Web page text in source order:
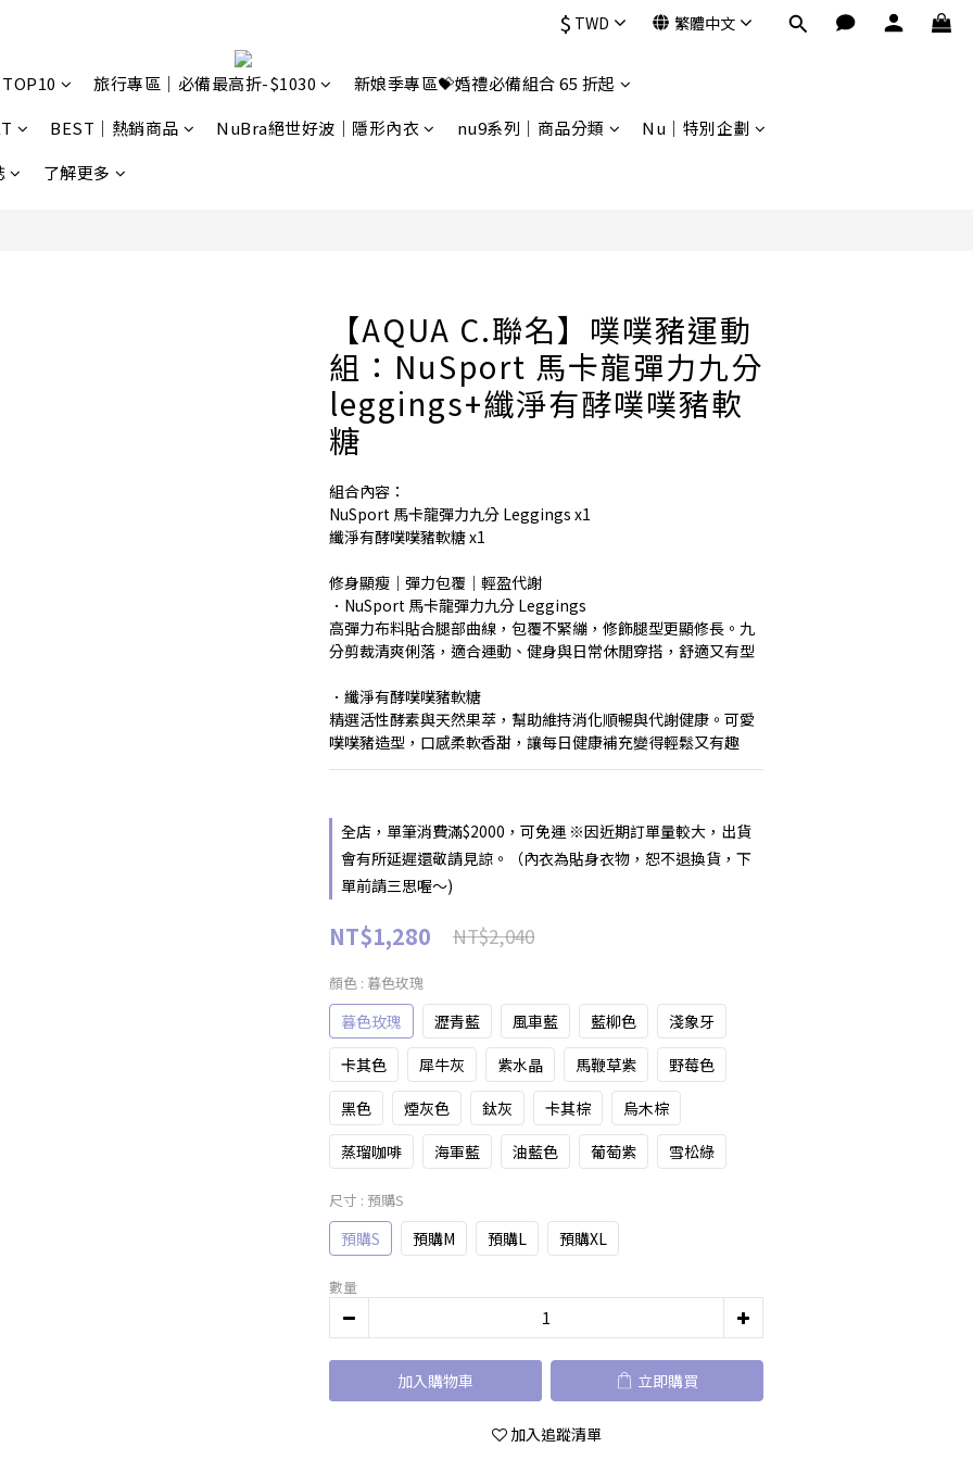
$ TWD 繁體中文
旅行專區｜必備最高折-$1030
新娘季專區💝婚禮必備組合 65 折起
BEST｜熱銷商品 NuBra絕世好波｜隱形內衣 nu9系列｜商品分類
Nu｜特別企劃
了解更多
【AQUA C.聯名】噗噗豬運動
組：NuSport 馬卡龍彈力九分
leggings+纖淨有酵噗噗豬軟
糖
組合內容：
NuSport 馬卡龍彈力九分 Leggings x1
纖淨有酵噗噗豬軟糖 x1
修身顯瘦｜彈力包覆｜輕盈代謝
．NuSport 馬卡龍彈力九分 Leggings
高彈力布料貼合腿部曲線，包覆不緊繃，修飾腿型更顯修長。九
分剪裁清爽俐落，適合運動、健身與日常休閒穿搭，舒適又有型
．纖淨有酵噗噗豬軟糖
精選活性酵素與天然果萃，幫助維持消化順暢與代謝健康。可愛
噗噗豬造型，口感柔軟香甜，讓每日健康補充變得輕鬆又有趣
全店，單筆消費滿$2000，可免運 ※因近期訂單量較大，出貨
會有所延遲還敬請見諒。（內衣為貼身衣物，恕不退換貨，下
單前請三思喔～)
NT$1,280 NT$2,040
顏色 : 暮色玫瑰
暮色玫瑰 瀝青藍 風車藍 藍柳色
淺象牙
卡其色
犀牛灰 紫水晶 馬鞭草紫
野莓色
黑色
煙灰色 鈦灰 卡其棕
烏木棕
蒸瑠咖啡
海軍藍 油藍色 葡萄紫 雪松綠
尺寸 : 預購S
預購S 預購M 預購L 預購XL
數量
加入購物車 立即購買
加入追蹤清單
立即購買